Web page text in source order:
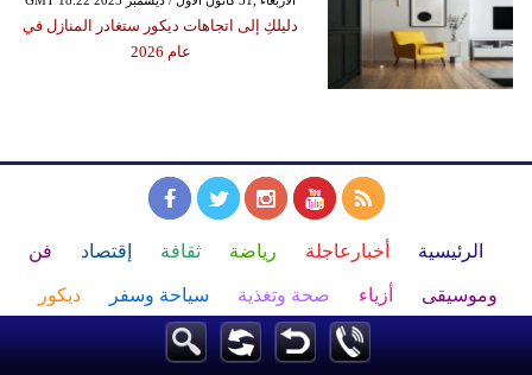
دليلكِ إلى اتجاهات ديكور ستغادر المنازل في
عام 2026
الرئيسية أخبارعاجلة رياضة ثقافة إقتصاد فن
وموسيقى أزياء صحة وتغذية سياحة وسفر ديكور
تعليم مرأة علوم وتكنولوجيا